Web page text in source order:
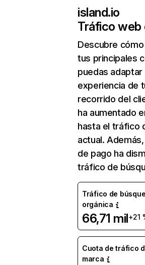
island.io
Tráfico web
Descubre
tus principales
puedas
experiencia de
recorrido del
ha aumentado
hasta el tráfico
actual.
de pago ha
tráfico de
Tráfico de
orgánica
66,71 mil+21
Cuota de tráfico
marca